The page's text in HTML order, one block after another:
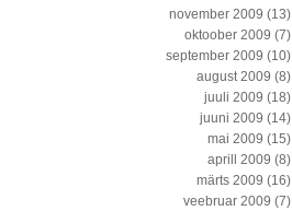
november 2009 (13)
oktoober 2009 (7)
september 2009 (10)
august 2009 (8)
juuli 2009 (18)
juuni 2009 (14)
mai 2009 (15)
aprill 2009 (8)
märts 2009 (16)
veebruar 2009 (7)